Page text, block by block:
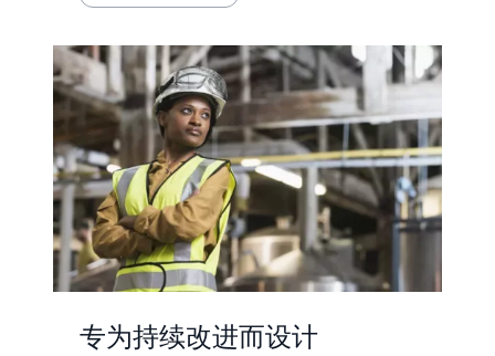
专为持续改进而设计